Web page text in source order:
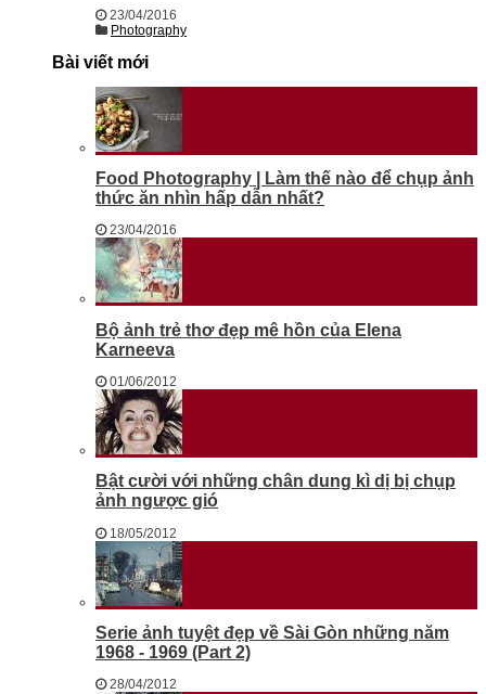
23/04/2016
Photography
Bài viết mới
Food Photography | Làm thế nào để chụp ảnh
thức ăn nhìn hấp dẫn nhất?
23/04/2016
Bộ ảnh trẻ thơ đẹp mê hồn của Elena
Karneeva
01/06/2012
Bật cười với những chân dung kì dị bị chụp
ảnh ngược gió
18/05/2012
Serie ảnh tuyệt đẹp về Sài Gòn những năm
1968 - 1969 (Part 2)
28/04/2012